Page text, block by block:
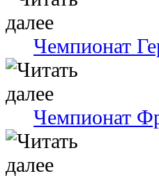
Чемпионат
Чемпионат